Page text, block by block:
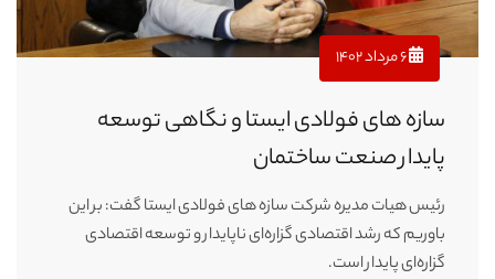
۶ مرداد ۱۴۰۲
سازه های فولادی ایستا و نگاهی توسعه
پایدار صنعت ساختمان
رئیس هیات مدیره شرکت سازه های فولادی ایستا گفت: بر این
باوریم که رشد اقتصادی گزاره‌ای ناپایدار و توسعه اقتصادی
گزاره‌ای پایدار است.